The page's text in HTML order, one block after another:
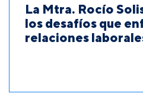
La Mtra. Rocío
los desafíos que
relaciones